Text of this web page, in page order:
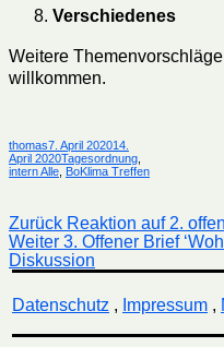
Verschiedenes
Weitere
willkommen.
Autor
thomasVeröffentlicht
am
7. April 202014.
April 2020Kategorien
Tagesordnung
intern Alle
BoKlima Treffen
Zurück Vorheriger
Beitrag:
Reaktion auf 2.
Weiter Nächster
Beitrag:
3. Offener Brief
Diskussion
Datenschutz , Impressum,